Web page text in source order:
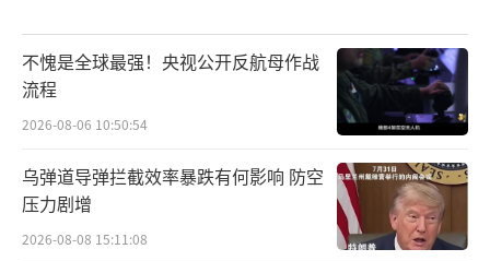
不愧是全球最强！央视公开反航母作战
流程
2026-08-06 10:50:54
乌弹道导弹拦截效率暴跌有何影响 防空
压力剧增
2026-08-08 15:11:08